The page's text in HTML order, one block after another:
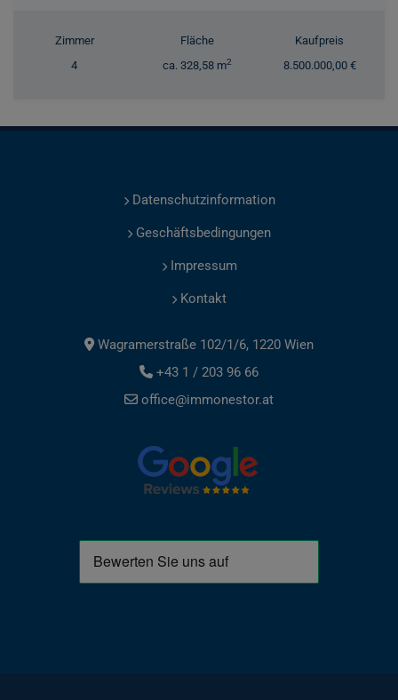
Zimmer
4
Fläche
ca. 328,58 m2
Kaufpreis
8.500.000,00 €
Datenschutzinformation
Geschäftsbedingungen
Impressum
Kontakt
Wagramerstraße 102/1/6, 1220 Wien
+43 1 / 203 96 66
office@immonestor.at